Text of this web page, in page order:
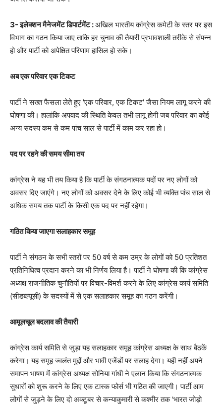
3- इलेक्शन मैनेजमेंट डिपार्टमेंट :अखिल भारतीय कांग्रेस कमेटी के स्तर पर इस
विभाग का गठन किया जाए ताकि हर चुनाव की तैयारी प्रभावशाली तरीके से संपन्‍न
हो और पार्टी को अपेक्षित परिणाम हास‍िल हो सके।
अब एक परिवार एक टिकट
पार्टी ने सख्‍त फैसला लेते हुए 'एक परिवार, एक टिकट' जैसा नियम लागू करने की
घोषणा की। हालांकि अपवाद की स्थिति केवल तभी लागू होगी जब परिवार का कोई
अन्य सदस्य कम से कम पांच साल से पार्टी में काम कर रहा हो।
पद पर रहने की समय सीमा तय
कांग्रेस ने यह भी तय किया है कि पार्टी के संगठनात्‍मक पदों पर नए लोगों को
अवसर दिए जाएंगे। नए लोगों को अवसर देने के लिए कोई भी व्यक्ति पांच साल से
अधिक समय तक पार्टी के किसी एक पद पर नहीं रहेगा।
गठ‍ित किया जाएगा सलाहकार समूह
पार्टी ने संगठन के सभी स्तरों पर 50 वर्ष से कम उम्र के लोगों को 50 प्रतिशत
प्रतिनिधित्व प्रदान करने का भी निर्णय लिया है। पार्टी ने घोषणा की कि कांग्रेस
अध्यक्ष राजनीतिक चुनौतियों पर विचार-विमर्श करने के लिए कांग्रेस कार्य समिति
(सीडब्ल्यूसी) के सदस्यों में से एक सलाहकार समूह का गठन करेंगी।
आमूलचूल बदलाव की तैयारी
कांग्रेस कार्य समिति से जुड़ा यह सलाहकार समूह कांग्रेस अध्‍यक्ष के साथ बैठकें
करेगा। यह समूह ज्‍वलंत मुद्दों और भावी एजेंडों पर सलाह देगा। यही नहीं अपने
समापन भाषण में कांग्रेस अध्यक्ष सोनिया गांधी ने एलान किया कि संगठनात्मक
सुधारों को शुरू करने के लिए एक टास्क फोर्स भी गठित की जाएगी। पार्टी आम
लोगों से जुड़ने के लिए दो अक्टूबर से कन्याकुमारी से कश्मीर तक 'भारत जोड़ो